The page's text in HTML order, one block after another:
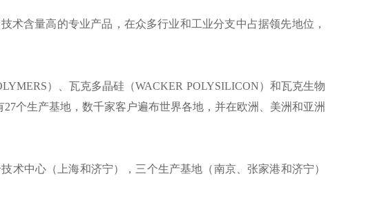
术含量高的专业产品，在众多行业和工业分支中占据领先地位，
）、瓦克多晶硅（WACKER POLYSILICON）和瓦克生物
个生产基地，数千家客户遍布世界各地，并在欧洲、美洲和亚洲
术中心（上海和济宁），三个生产基地（南京、张家港和济宁）